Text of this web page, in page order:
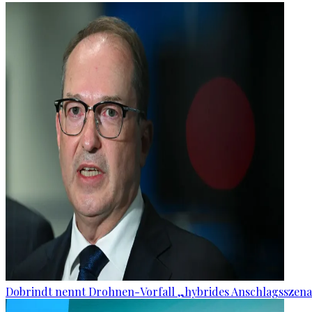
Dobrindt nennt Drohnen-Vorfall „hybrides